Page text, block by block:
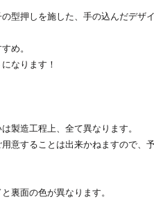
型押しを施した、手の込んだデザ
め。
なります！
製造工程上、全て異なります。
意することは出来かねますので、
裏面の色が異なります。